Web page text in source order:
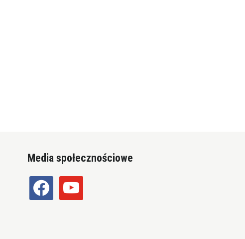
Media społecznościowe
facebook youtube